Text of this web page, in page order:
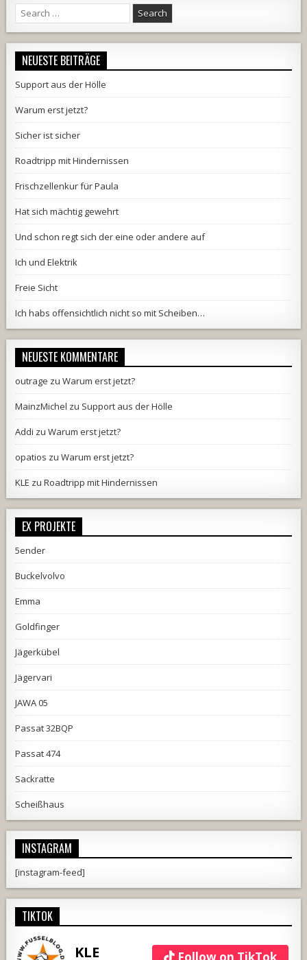
Search
for:
NEUESTE BEITRÄGE
Support aus der Hölle
Warum erst jetzt?
Sicher ist sicher
Roadtripp mit Hindernissen
Frischzellenkur für Paula
Hat sich mächtig gewehrt
Und schon regt sich der eine oder andere auf
Ich und Elektrik
Freie Sicht
Ich habs offensichtlich nicht so mit Scheiben…
NEUESTE KOMMENTARE
outrage zuWarum erst jetzt?
MainzMichel zu Support aus der Hölle
Addi zuWarum erst jetzt?
opatios zuWarum erst jetzt?
KLE zuRoadtripp mit Hindernissen
EX PROJEKTE
5ender
Buckelvolvo
Emma
Goldfinger
Jägerkübel
Jägervari
JAWA 05
Passat 32BQP
Passat 474
Sackratte
Scheißhaus
INSTAGRAM
[instagram-feed]
TIKTOK
KLE